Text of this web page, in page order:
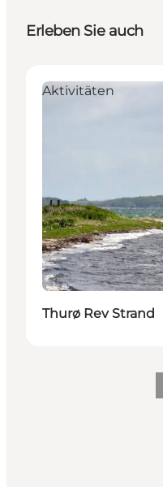
Erleben Sie auch
Aktivitäten
Thurø Rev Strand